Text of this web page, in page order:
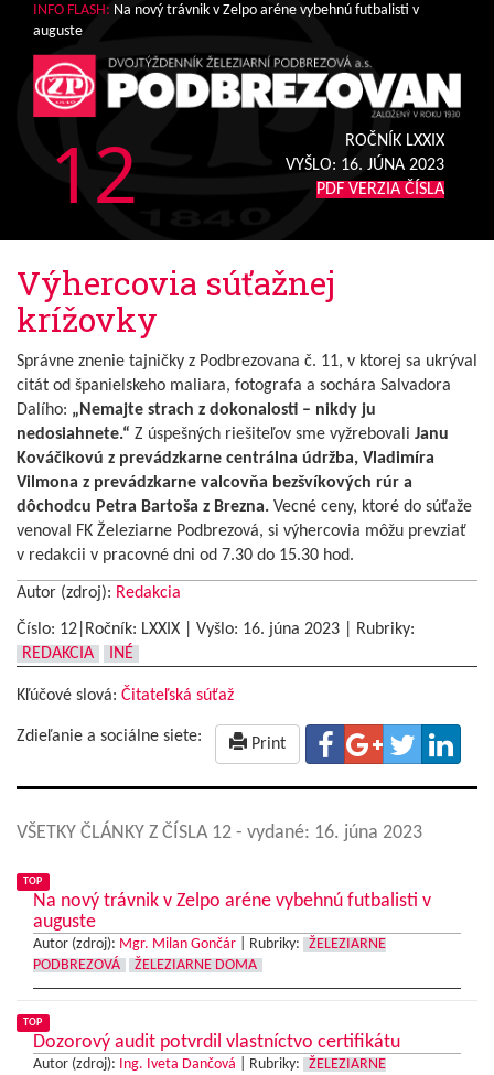
INFO FLASH: Na nový trávnik v Zelpo aréne vybehnú futbalisti v
auguste
12
ROČNÍK LXXIX
VYŠLO: 16. JÚNA 2023
PDF VERZIA ČÍSLA
Výhercovia súťažnej
krížovky
Správne znenie tajničky z Podbrezovana č. 11, v ktorej sa ukrýval
citát od španielskeho maliara, fotografa a sochára Salvadora
Dalího: „Nemajte strach z dokonalosti – nikdy ju
nedosiahnete.“ Z úspešných riešiteľov sme vyžrebovali Janu
Kováčikovú z prevádzkarne centrálna údržba, Vladimíra
Vilmona z prevádzkarne valcovňa bezšvíkových rúr a
dôchodcu Petra Bartoša z Brezna. Vecné ceny, ktoré do súťaže
venoval FK Železiarne Podbrezová, si výhercovia môžu prevziať
v redakcii v pracovné dni od 7.30 do 15.30 hod.
Autor (zdroj): Redakcia
Číslo: 12|Ročník: LXXIX | Vyšlo: 16. júna 2023
Rubriky:
REDAKCIA
INÉ
Kľúčové slová: Čitateľská súťaž
Zdieľanie a sociálne siete: Print
VŠETKY ČLÁNKY Z ČÍSLA 12 - vydané: 16. júna 2023
TOP
Na nový trávnik v Zelpo aréne vybehnú futbalisti v
auguste
Autor (zdroj): Mgr. Milan Gončár Rubriky:
ŽELEZIARNE
PODBREZOVÁ
ŽELEZIARNE DOMA
TOP
Dozorový audit potvrdil vlastníctvo certifikátu
Autor (zdroj): Ing. Iveta Dančová Rubriky:
ŽELEZIARNE